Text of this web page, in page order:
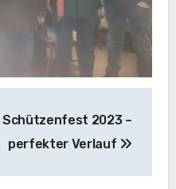
Schützenfest 2023 –
perfekter Verlauf